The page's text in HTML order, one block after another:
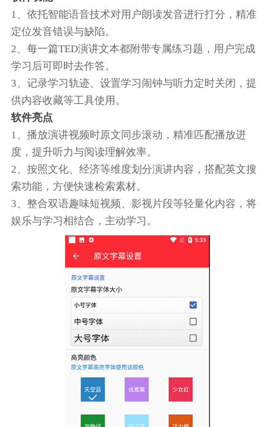
1、依托智能语音技术对用户朗读发音进行打分，精准
定位发音错误与缺陷。
2、每一篇TED演讲文本都附带专属练习题，用户完成
学习后可即时去作答。
3、记录学习轨迹、设置学习闹钟与听力定时关闭，提
供内容收藏等工具使用。
软件亮点
1、播放演讲视频时原文同步滚动，精准匹配播放进
度，提升听力与阅读理解效率。
2、按照文化、经济等维度划分演讲内容，搭配英文搜
索功能，方便快速检索素材。
3、整合双语趣味短视频、影视片段等轻量化内容，将
娱乐与学习相结合，主动学习。